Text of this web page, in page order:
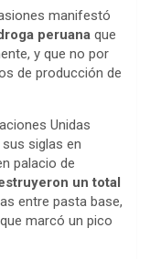
manifestó
peruana que
y que no por
de producción de
Unidas
sus siglas en
palacio de
un total
entre pasta base,
marcó un pico